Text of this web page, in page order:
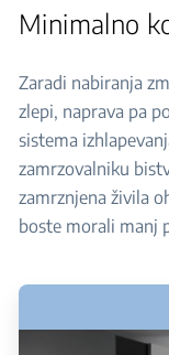
Minimalno
Zaradi nabiranja
zlepi, naprava pa
sistema
zamrzovalniku
zamrznjena živila
boste morali manj